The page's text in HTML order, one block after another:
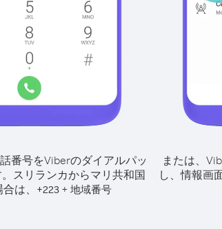
番号をViberのダイアルパッ
スリランカからマリ共和国
は、
+223+ 地域番号
または、
し、情報画